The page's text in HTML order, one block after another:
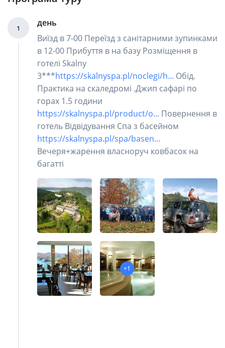
1
день
Виїзд в 7-00 Переїзд з санітарними зупинками
в 12-00 Прибуття в на базу Розміщення в
готелі Skalny
3***https://skalnyspa.pl/noclegi/h... Обід.
Практика на скаледромі .Джип сафарі по
горах 1.5 години
https://skalnyspa.pl/product/o... Повернення в
готель Відвідування Спа з басейном
https://skalnyspa.pl/spa/basen...
Вечеря+жарення власноруч ковбасок на
багатті
+1